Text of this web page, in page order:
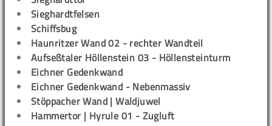
Sieghardtfelsen
Schiffsbug
Haunritzer Wand 02 - rechter Wandteil
Aufseßtaler Höllenstein 03 - Höllensteinturm
Eichner Gedenkwand
Eichner Gedenkwand - Nebenmassiv
Stöppacher Wand | Waldjuwel
Hammertor | Hyrule 01 - Zugluft